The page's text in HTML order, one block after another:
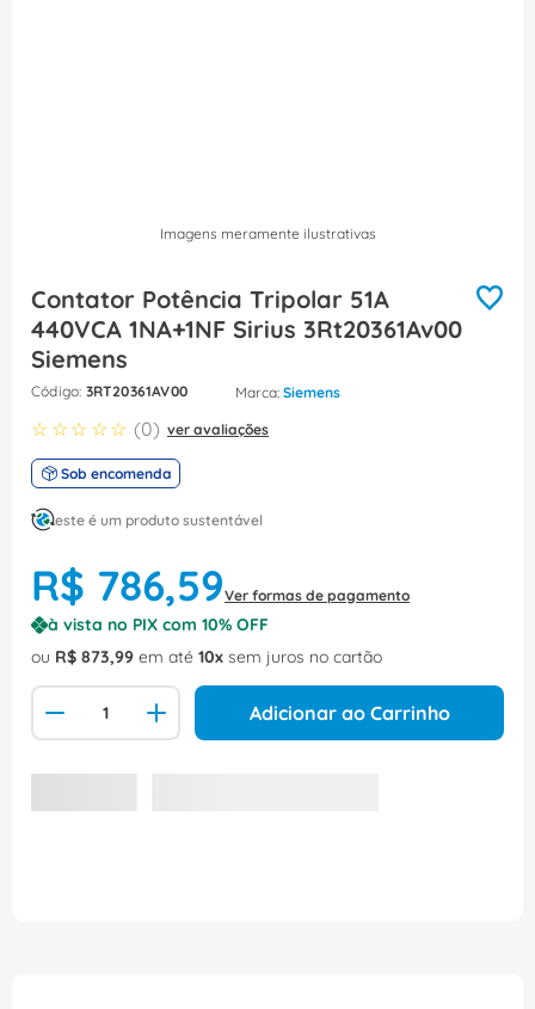
Imagens meramente ilustrativas
Contator Potência Tripolar 51A
440VCA 1NA+1NF Sirius 3Rt20361Av00
Siemens
: 3RT20361AV00 Siemens
☆ ☆ ☆ ☆ ☆ (0) ver avaliações
Sob encomenda
este é um produto sustentável
R$ 786,59Ver formas de pagamento
à vista no PIX com 10% OFF
ou R$ 873,99 em até 10 sem juros no cartão
Adicionar ao Carrinho